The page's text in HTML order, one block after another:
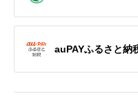
auPAYふるさと納